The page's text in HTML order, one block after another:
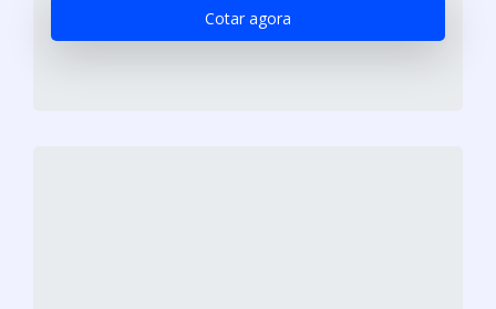
Cotar agora